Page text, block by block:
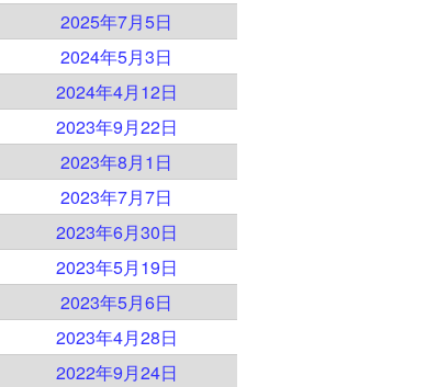
2025年7月5日
2024年5月3日
2024年4月12日
2023年9月22日
2023年8月1日
2023年7月7日
2023年6月30日
2023年5月19日
2023年5月6日
2023年4月28日
2022年9月24日